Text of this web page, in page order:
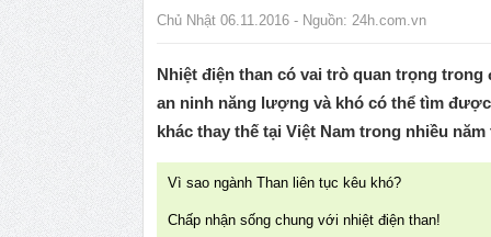
Chủ Nhật 06.11.2016 - Nguồn: 24h.com.vn
Nhiệt điện than có vai trò quan trọng trong
an ninh năng lượng và khó có thể tìm
khác thay thế tại Việt Nam trong nhiều
Vì sao ngành Than liên tục kêu khó?
Chấp nhận sống chung với nhiệt điện than!